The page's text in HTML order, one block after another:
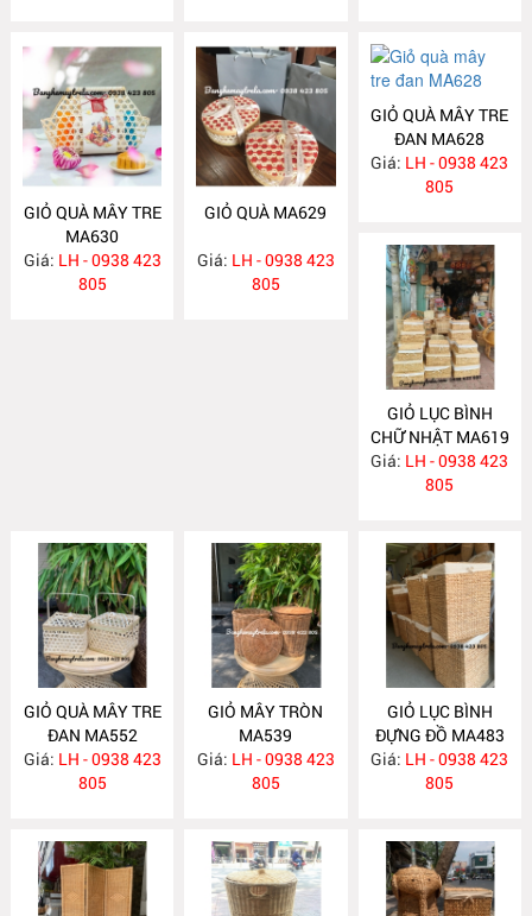
GIỎ QUÀ MÂY TRE
MA630
Giá: LH - 0938 423
805
GIỎ QUÀ MA629
Giá: LH - 0938 423
805
GIỎ QUÀ MÂY TRE
ĐAN MA628
Giá: LH - 0938 423
805
GIỎ LỤC BÌNH
CHỮ NHẬT MA619
Giá: LH - 0938 423
805
GIỎ QUÀ MÂY TRE
ĐAN MA552
Giá: LH - 0938 423
805
GIỎ MÂY TRÒN
MA539
Giá: LH - 0938 423
805
GIỎ LỤC BÌNH
ĐỰNG ĐỒ MA483
Giá: LH - 0938 423
805